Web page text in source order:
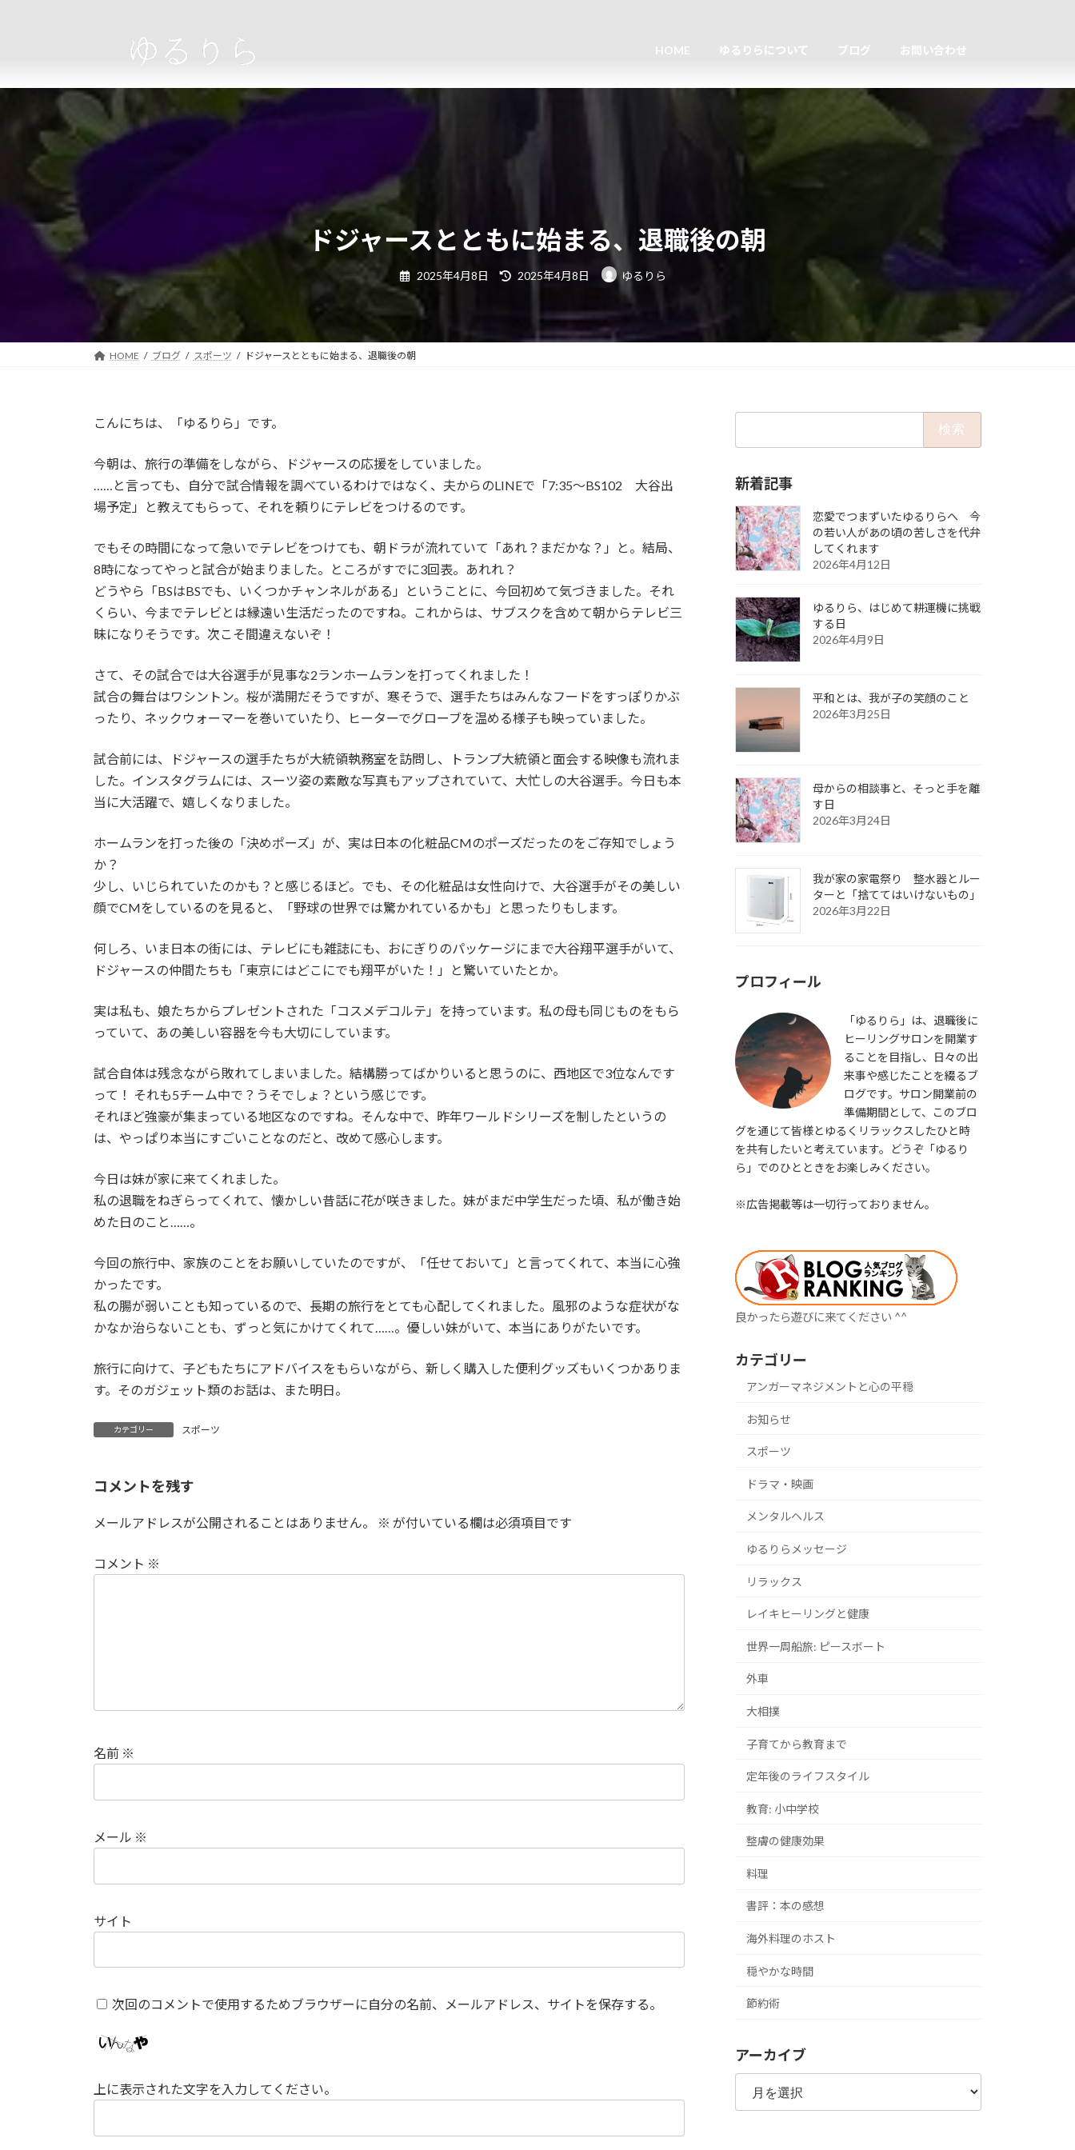
ツ
シ
HOME ゆるりらについて ブログ お問い合わせ
ドジャースとともに始まる、退職後の朝
2025年4月8日
終
2025年4月8日 ゆるりら
HOME ブログ スポーツ ドジャースとともに始まる、退職後の朝
こんにちは、「ゆるりら」です。
今朝は、旅行の準備をしながら、ドジャースの応援をしていました。
……と言っても、自分で試合情報を調べているわけではなく、夫からのLINEで「7:35〜BS102 大谷出
場予定」と教えてもらって、それを頼りにテレビをつけるのです。
でもその時間になって急いでテレビをつけても、朝ドラが流れていて「あれ？まだかな？」と。結局、
8時になってやっと試合が始まりました。ところがすでに3回表。あれれ？
どうやら「BSはBSでも、いくつかチャンネルがある」ということに、今回初めて気づきました。それ
くらい、今までテレビとは縁遠い生活だったのですね。これからは、サブスクを含めて朝からテレビ三
昧になりそうです。次こそ間違えないぞ！
さて、その試合では大谷選手が見事な2ランホームランを打ってくれました！
試合の舞台はワシントン。桜が満開だそうですが、寒そうで、選手たちはみんなフードをすっぽりかぶ
ったり、ネックウォーマーを巻いていたり、ヒーターでグローブを温める様子も映っていました。
試合前には、ドジャースの選手たちが大統領執務室を訪問し、トランプ大統領と面会する映像も流れま
した。インスタグラムには、スーツ姿の素敵な写真もアップされていて、大忙しの大谷選手。今日も本
当に大活躍で、嬉しくなりました。
ホームランを打った後の「決めポーズ」が、実は日本の化粧品CMのポーズだったのをご存知でしょう
か？
少し、いじられていたのかも？と感じるほど。でも、その化粧品は女性向けで、大谷選手がその美しい
顔でCMをしているのを見ると、「野球の世界では驚かれているかも」と思ったりもします。
何しろ、いま日本の街には、テレビにも雑誌にも、おにぎりのパッケージにまで大谷翔平選手がいて、
ドジャースの仲間たちも「東京にはどこにでも翔平がいた！」と驚いていたとか。
実は私も、娘たちからプレゼントされた「コスメデコルテ」を持っています。私の母も同じものをもら
っていて、あの美しい容器を今も大切にしています。
試合自体は残念ながら敗れてしまいました。結構勝ってばかりいると思うのに、西地区で3位なんです
って！ それも5チーム中で？うそでしょ？という感じです。
それほど強豪が集まっている地区なのですね。そんな中で、昨年ワールドシリーズを制したというの
は、やっぱり本当にすごいことなのだと、改めて感心します。
今日は妹が家に来てくれました。
私の退職をねぎらってくれて、懐かしい昔話に花が咲きました。妹がまだ中学生だった頃、私が働き始
めた日のこと……。
今回の旅行中、家族のことをお願いしていたのですが、「任せておいて」と言ってくれて、本当に心強
かったです。
私の腸が弱いことも知っているので、長期の旅行をとても心配してくれました。風邪のような症状がな
かなか治らないことも、ずっと気にかけてくれて……。優しい妹がいて、本当にありがたいです。
旅行に向けて、子どもたちにアドバイスをもらいながら、新しく購入した便利グッズもいくつかありま
す。そのガジェット類のお話は、また明日。
カテゴリー スポーツ
コメントを残す
メールアドレスが公開されることはありません。 ※ が付いている欄は必須項目です
コメント ※
名前 ※
メール ※
サイト
次回のコメントで使用するためブラウザーに自分の名前、メールアドレス、サイトを保存する。
上に表示された文字を入力してください。
新着記事
恋愛でつまずいたゆるりらへ 今
の若い人があの頃の苦しさを代弁
してくれます
2026年4月12日
ゆるりら、はじめて耕運機に挑戦
する日
2026年4月9日
平和とは、我が子の笑顔のこと
2026年3月25日
母からの相談事と、そっと手を離
す日
2026年3月24日
我が家の家電祭り 整水器とルー
ターと「捨ててはいけないもの」
2026年3月22日
プロフィール
「ゆるりら」は、退職後に
ヒーリングサロンを開業す
ることを目指し、日々の出
来事や感じたことを綴るブ
ログです。サロン開業前の
準備期間として、このブロ
グを通じて皆様とゆるくリラックスしたひと時
を共有したいと考えています。どうぞ「ゆるり
ら」でのひとときをお楽しみください。
※広告掲載等は一切行っておりません。
良かったら遊びに来てください ^^
カテゴリー
アンガーマネジメントと心の平穏
お知らせ
スポーツ
ドラマ・映画
メンタルヘルス
ゆるりらメッセージ
リラックス
レイキヒーリングと健康
世界一周船旅: ピースボート
外車
大相撲
子育てから教育まで
定年後のライフスタイル
教育: 小中学校
整膚の健康効果
料理
書評：本の感想
海外料理のホスト
穏やかな時間
節約術
アーカイブ
ア
カ